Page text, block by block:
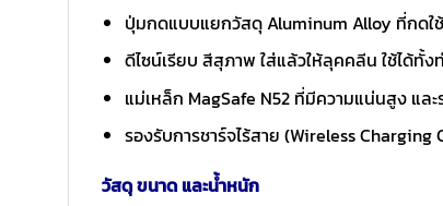
ปุ่มกดแบบแยกวัสดุ Aluminum Alloy ที่กดใ
ดีไซน์เรียบ สีสุภาพ ใส่แล้วให้ลุคคลีน ใช้ได้ทั้ง
แม่เหล็ก MagSafe N52 ที่มีความแน่นสูง แล
รองรับการชาร์จไร้สาย (Wireless
วัสดุ ขนาด และน้ำหนัก